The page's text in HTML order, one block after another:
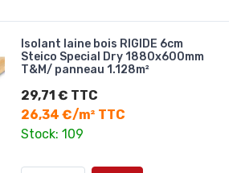
Isolant laine bois RIGIDE 6cm
Steico Special Dry 1880x600mm
T&M/ panneau 1.128m²
29,71 € TTC
26,34 €/m² TTC
Stock: 109